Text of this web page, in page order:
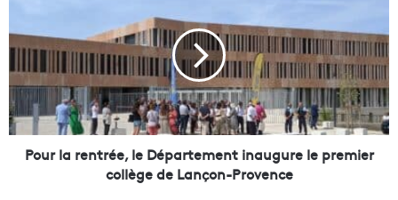
e
t
r
é
e
r
a
r
e
n
Pour la rentrée, le Département inaugure le premier
collège de Lançon-Provence